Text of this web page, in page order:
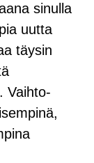
sinulla
uutta
täysin
Vaihto-